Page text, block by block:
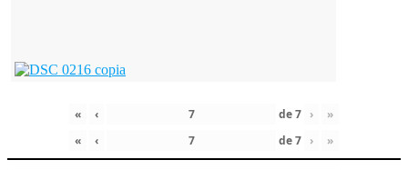
« ‹ de7 ›
»
«
‹ de7 › »